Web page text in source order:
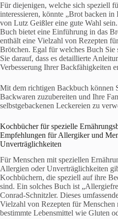
Für diejenigen, welche sich speziell
interessieren, könnte „Brot backen
von Lutz Geißler eine gute Wahl
Buch bietet eine Einführung in das
enthält eine Vielzahl von Rezepten
Brötchen. Egal für welches Buch Sie
Sie darauf, dass es detaillierte
Verbesserung Ihrer Backfähigkeiten
Mit dem richtigen Backbuch können
Backwaren zuzubereiten und Ihre
selbstgebackenen Leckereien zu
Kochbücher für spezielle
Empfehlungen für Allergiker und
Unverträglichkeiten
Für Menschen mit speziellen
Allergien oder Unverträglichkeiten
Kochbüchern, die speziell auf ihre
sind. Ein solches Buch ist
Conrad-Schnitzler. Dieses
Vielzahl von Rezepten für Menschen
bestimmte Lebensmittel wie Gluten